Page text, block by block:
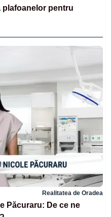
plafoanelor pentru
Realitatea de Oradea
Păcuraru: De ce ne